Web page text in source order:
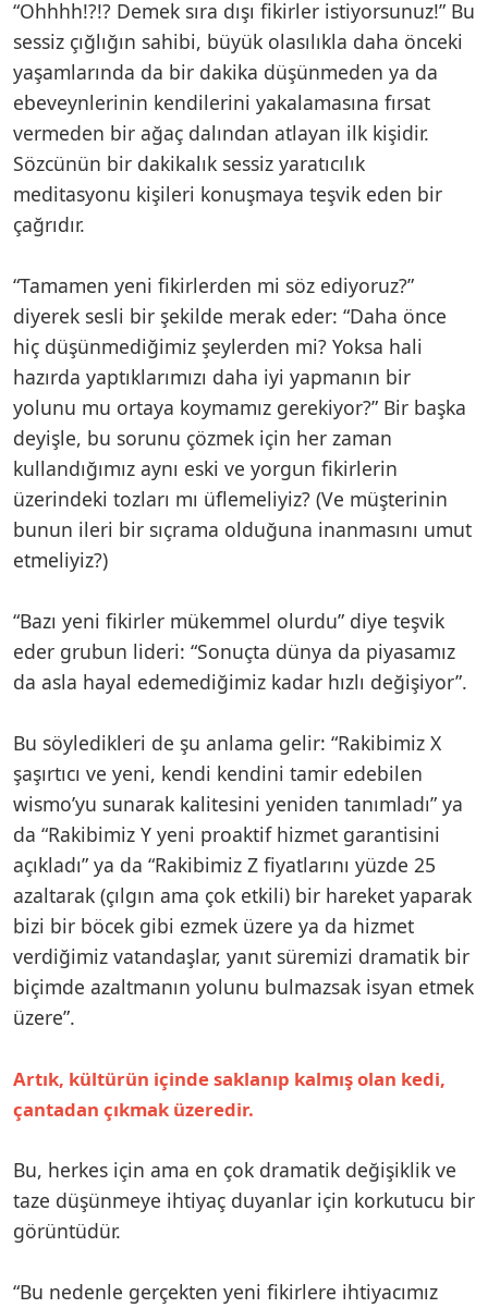
“Ohhhh!?!? Demek sıra dışı fikirler istiyorsunuz!” Bu
sessiz çığlığın sahibi, büyük olasılıkla daha önceki
yaşamlarında da bir dakika düşünmeden ya da
ebeveynlerinin kendilerini yakalamasına fırsat
vermeden bir ağaç dalından atlayan ilk kişidir.
Sözcünün bir dakikalık sessiz yaratıcılık
meditasyonu kişileri konuşmaya teşvik eden bir
çağrıdır.
“Tamamen yeni fikirlerden mi söz ediyoruz?”
diyerek sesli bir şekilde merak eder: “Daha önce
hiç düşünmediğimiz şeylerden mi? Yoksa hali
hazırda yaptıklarımızı daha iyi yapmanın bir
yolunu mu ortaya koymamız gerekiyor?” Bir başka
deyişle, bu sorunu çözmek için her zaman
kullandığımız aynı eski ve yorgun fikirlerin
üzerindeki tozları mı üflemeliyiz? (Ve müşterinin
bunun ileri bir sıçrama olduğuna inanmasını umut
etmeliyiz?)
“Bazı yeni fikirler mükemmel olurdu” diye teşvik
eder grubun lideri: “Sonuçta dünya da piyasamız
da asla hayal edemediğimiz kadar hızlı değişiyor”.
Bu söyledikleri de şu anlama gelir: “Rakibimiz X
şaşırtıcı ve yeni, kendi kendini tamir edebilen
wismo’yu sunarak kalitesini yeniden tanımladı” ya
da “Rakibimiz Y yeni proaktif hizmet garantisini
açıkladı” ya da “Rakibimiz Z fiyatlarını yüzde 25
azaltarak (çılgın ama çok etkili) bir hareket yaparak
bizi bir böcek gibi ezmek üzere ya da hizmet
verdiğimiz vatandaşlar, yanıt süremizi dramatik bir
biçimde azaltmanın yolunu bulmazsak isyan etmek
üzere”.
Artık, kültürün içinde saklanıp kalmış olan kedi,
çantadan çıkmak üzeredir.
Bu, herkes için ama en çok dramatik değişiklik ve
taze düşünmeye ihtiyaç duyanlar için korkutucu bir
görüntüdür.
“Bu nedenle gerçekten yeni fikirlere ihtiyacımız